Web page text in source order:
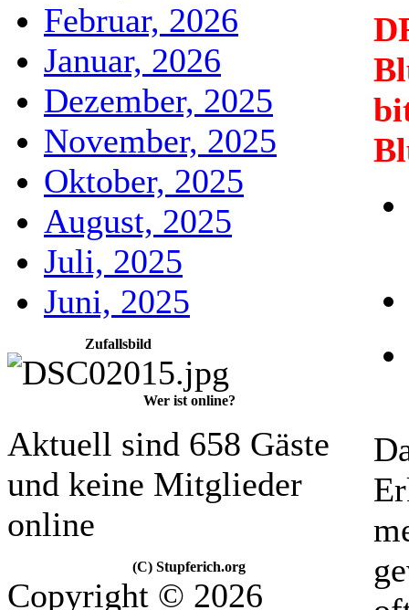
Februar, 2026
Januar, 2026
Dezember, 2025
November, 2025
Oktober, 2025
August, 2025
Juli, 2025
Juni, 2025
Zufallsbild
Wer ist online?
Aktuell sind 658 Gäste
und keine Mitglieder
online
(C) Stupferich.org
Copyright © 2026